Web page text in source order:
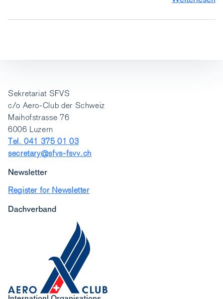
Sekretariat SFVS
c/o Aero-Club der Schweiz
Maihofstrasse 76
6006 Luzern
Tel. 041 375 01 03
secretary@sfvs-fsvv.ch
Newsletter
Register for Newsletter
Dachverband